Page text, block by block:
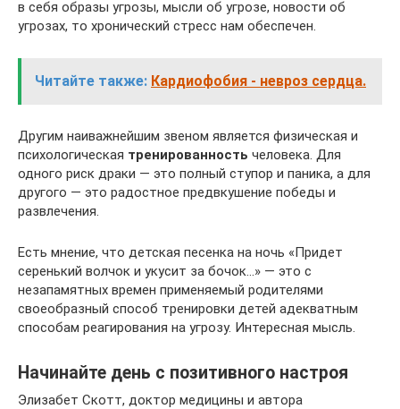
в себя образы угрозы, мысли об угрозе, новости об
угрозах, то хронический стресс нам обеспечен.
Читайте также: Кардиофобия - невроз сердца.
Другим наиважнейшим звеном является физическая и
психологическая тренированность человека. Для
одного риск драки — это полный ступор и паника, а для
другого — это радостное предвкушение победы и
развлечения.
Есть мнение, что детская песенка на ночь «Придет
серенький волчок и укусит за бочок…» — это с
незапамятных времен применяемый родителями
своеобразный способ тренировки детей адекватным
способам реагирования на угрозу. Интересная мысль.
Начинайте день с позитивного настроя
Элизабет Скотт, доктор медицины и автора